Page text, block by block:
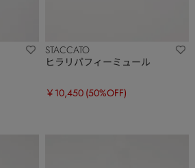
STACCATO
ヒラリパフィーミュール
￥10,450 (50%OFF)